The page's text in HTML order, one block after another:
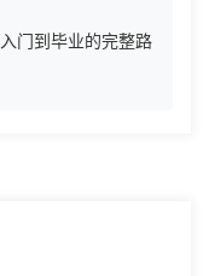
门到毕业的完整路